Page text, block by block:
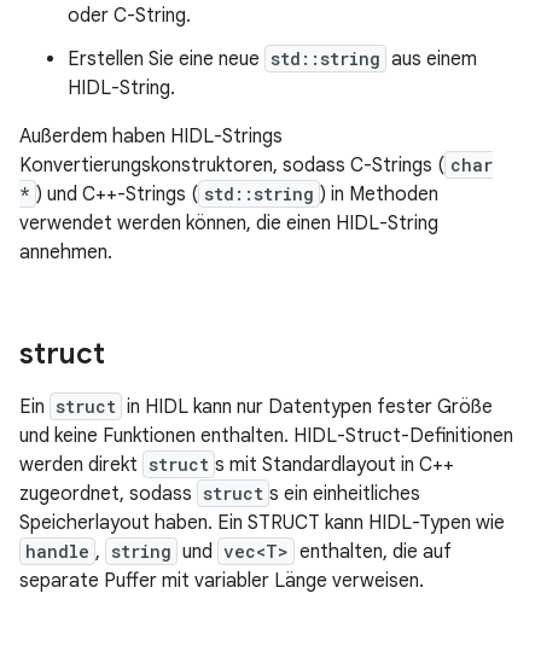
oder C-String.
Erstellen Sie eine neue std::string aus einem
HIDL-String.
Außerdem haben HIDL-Strings
Konvertierungskonstruktoren, sodass C-Strings ( char
* ) und C++-Strings ( std::string ) in Methoden
verwendet werden können, die einen HIDL-String
annehmen.
struct
Ein struct in HIDL kann nur Datentypen fester Größe
und keine Funktionen enthalten. HIDL-Struct-Definitionen
werden direkt struct s mit Standardlayout in C++
zugeordnet, sodass struct s ein einheitliches
Speicherlayout haben. Ein STRUCT kann HIDL-Typen wie
handle , string und vec<T> enthalten, die auf
separate Puffer mit variabler Länge verweisen.